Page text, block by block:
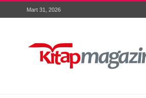
Mart 31, 2026